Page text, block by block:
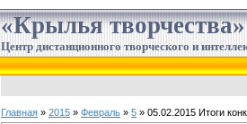
«Крылья творчества»
Центр дистанционного творческого и
Главная » 2015 » Февраль » 5 » 05.02.2015 Итоги